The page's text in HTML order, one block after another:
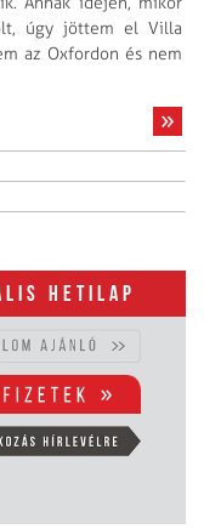
úgy jöttem el Villa
az Oxfordon és nem
hetilap